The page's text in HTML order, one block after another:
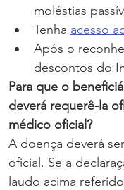
moléstias
Tenha acesso
Após o
descontos do
Para que o
deverá requerê-la
médico oficial?
A doença deverá
oficial. Se a
laudo acima